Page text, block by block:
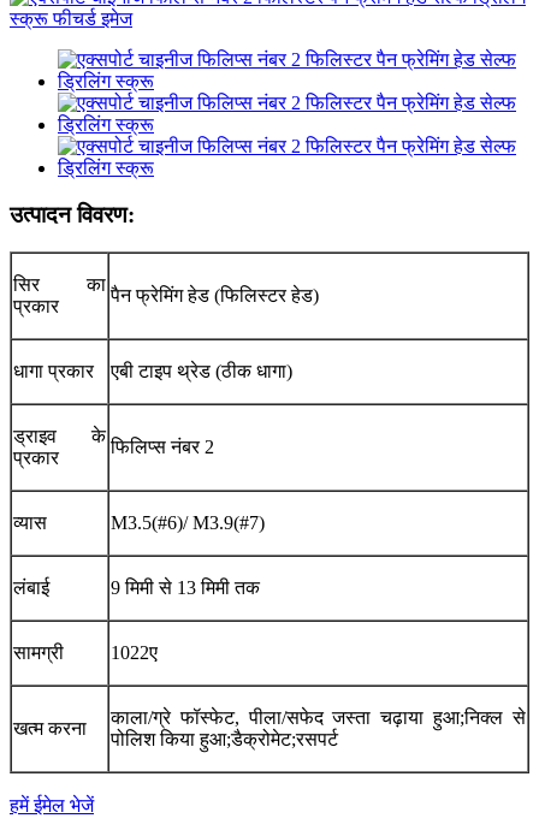
उत्पादन विवरण:
सिर का
प्रकार
पैन फ्रेमिंग हेड (फिलिस्टर हेड)
धागा प्रकार एबी टाइप थ्रेड (ठीक धागा)
ड्राइव के
प्रकार
फिलिप्स नंबर 2
व्यास M3.5(#6)/ M3.9(#7)
लंबाई 9 मिमी से 13 मिमी तक
सामग्री 1022ए
खत्म करना
काला/ग्रे फॉस्फेट, पीला/सफेद जस्ता चढ़ाया हुआ;निक्ल से
पोलिश किया हुआ;डैक्रोमेट;रसपर्ट
हमें ईमेल भेजें